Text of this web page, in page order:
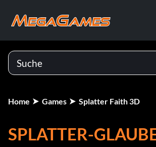
Home Games Splatter Faith 3D
SPLATTER-